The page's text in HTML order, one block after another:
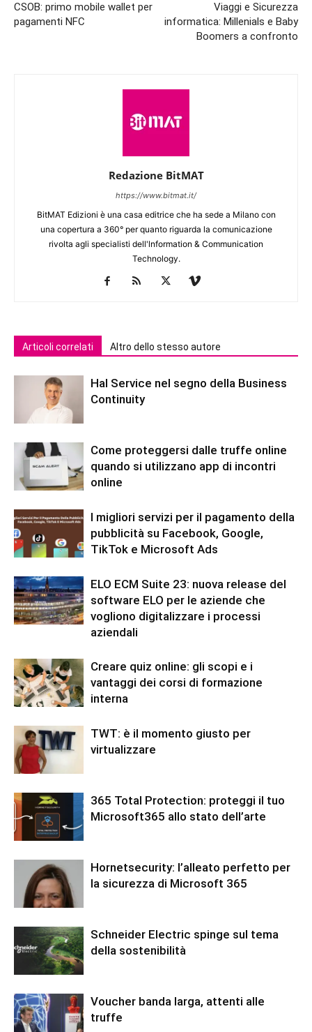
CSOB: primo mobile wallet per
pagamenti NFC
Viaggi e Sicurezza
informatica: Millenials e Baby
Boomers a confronto
Redazione BitMAT
https://www.bitmat.it/
BitMAT Edizioni è una casa editrice che ha sede a Milano con
una copertura a 360° per quanto riguarda la comunicazione
rivolta agli specialisti dell'lnformation & Communication
Technology.
Articoli correlati Altro dello stesso autore
Hal Service nel segno della Business
Continuity
Come proteggersi dalle truffe online
quando si utilizzano app di incontri
online
I migliori servizi per il pagamento della
pubblicità su Facebook, Google,
TikTok e Microsoft Ads
ELO ECM Suite 23: nuova release del
software ELO per le aziende che
vogliono digitalizzare i processi
aziendali
Creare quiz online: gli scopi e i
vantaggi dei corsi di formazione
interna
TWT: è il momento giusto per
virtualizzare
365 Total Protection: proteggi il tuo
Microsoft365 allo stato dell’arte
Hornetsecurity: l’alleato perfetto per
la sicurezza di Microsoft 365
Schneider Electric spinge sul tema
della sostenibilità
Voucher banda larga, attenti alle
truffe